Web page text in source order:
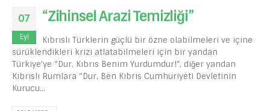
07
Eyl
“Zihinsel Arazi Temizliği”
Kıbrıslı Türklerin güçlü bir özne olabilmeleri ve içine
sürüklendikleri krizi atlatabilmeleri için bir yandan
Türkiye’ye “Dur, Kıbrıs Benim Yurdumdur!”, diğer yandan
Kıbrıslı Rumlara “Dur, Ben Kıbrıs Cumhuriyeti Devletinin
Kurucu...